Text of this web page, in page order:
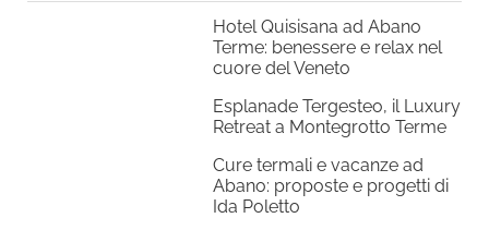
Hotel Quisisana ad Abano
Terme: benessere e relax nel
cuore del Veneto
Esplanade Tergesteo, il Luxury
Retreat a Montegrotto Terme
Cure termali e vacanze ad
Abano: proposte e progetti di
Ida Poletto